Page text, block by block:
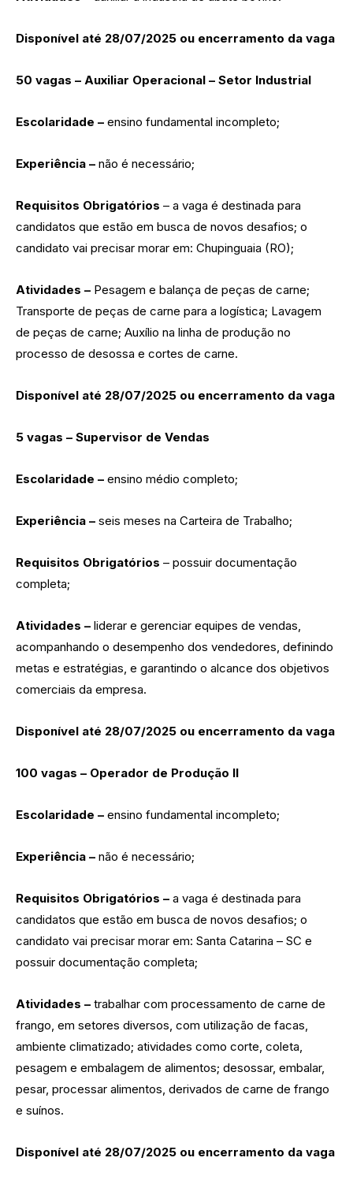
Disponível até 28/07/2025 ou encerramento da vaga
50 vagas – Auxiliar Operacional – Setor Industrial
Escolaridade – ensino fundamental incompleto;
Experiência – não é necessário;
Requisitos Obrigatórios – a vaga é destinada para
candidatos que estão em busca de novos desafios; o
candidato vai precisar morar em: Chupinguaia (RO);
Atividades – Pesagem e balança de peças de carne;
Transporte de peças de carne para a logística; Lavagem
de peças de carne; Auxílio na linha de produção no
processo de desossa e cortes de carne.
Disponível até 28/07/2025 ou encerramento da vaga
5 vagas – Supervisor de Vendas
Escolaridade – ensino médio completo;
Experiência – seis meses na Carteira de Trabalho;
Requisitos Obrigatórios – possuir documentação
completa;
Atividades – liderar e gerenciar equipes de vendas,
acompanhando o desempenho dos vendedores, definindo
metas e estratégias, e garantindo o alcance dos objetivos
comerciais da empresa.
Disponível até 28/07/2025 ou encerramento da vaga
100 vagas – Operador de Produção II
Escolaridade – ensino fundamental incompleto;
Experiência – não é necessário;
Requisitos Obrigatórios – a vaga é destinada para
candidatos que estão em busca de novos desafios; o
candidato vai precisar morar em: Santa Catarina – SC e
possuir documentação completa;
Atividades – trabalhar com processamento de carne de
frango, em setores diversos, com utilização de facas,
ambiente climatizado; atividades como corte, coleta,
pesagem e embalagem de alimentos; desossar, embalar,
pesar, processar alimentos, derivados de carne de frango
e suínos.
Disponível até 28/07/2025 ou encerramento da vaga